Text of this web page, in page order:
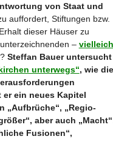
von Staat und
auffordert, Stiftungen bzw.
dieser Häuser zu
–
? Steffan Bauer untersucht
unterwegs“, wie die
er ein neues Kapitel
„Aufbrüche“, „Regio-
aber auch
Fusionen“,